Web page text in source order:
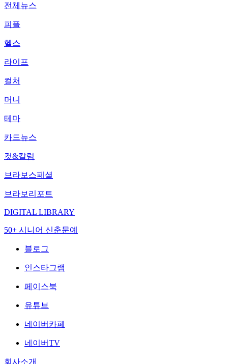
전체뉴스
피플
헬스
라이프
컬처
머니
테마
카드뉴스
컷&칼럼
브라보스페셜
브라보리포트
DIGITAL LIBRARY
50+ 시니어 신춘문예
블로그
인스타그램
페이스북
유튜브
네이버카페
네이버TV
회사소개